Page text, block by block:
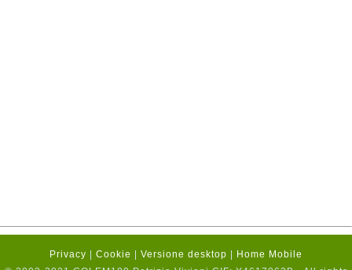
Privacy Cookie Versione desktop
Home Mobile